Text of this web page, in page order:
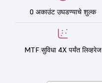
0 अकाउंट उघडण्याचे शुल्क
MTF सुविधा 4X पर्यंत लिव्हरेज